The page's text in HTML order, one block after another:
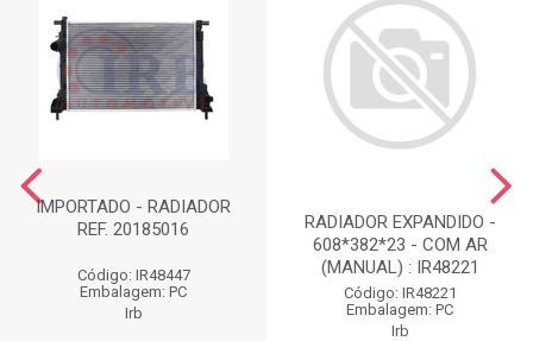
IMPORTADO - RADIADOR
REF. 20185016
Código: IR48447
Embalagem: PC
Irb
RADIADOR EXPANDIDO -
608*382*23 - COM AR
(MANUAL) : IR48221
Código: IR48221
Embalagem: PC
Irb